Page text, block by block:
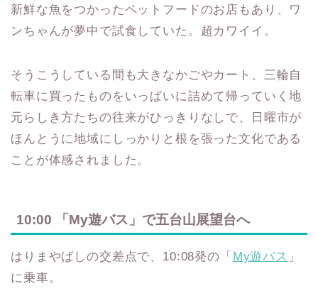
新鮮な魚をつかったペットフードのお店もあり、ワ
ンちゃんが夢中で試食していた。超カワイイ。
そうこうしている間も大きなかごやカート、三輪自
転車に買ったものをいっぱいに詰めて帰っていく地
元らしき方たちの往来がひっきりなしで、日曜市が
ほんとうに地域にしっかりと根を張った文化である
ことが体感されました。
10:00 「My遊バス」で五台山展望台へ
はりまやばしの交差点で、10:08発の「 My遊バス 」
に乗車。